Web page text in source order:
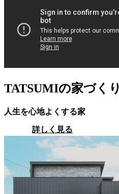
TATSUMIの家づくり
人生を心地よくする家
詳しく見る